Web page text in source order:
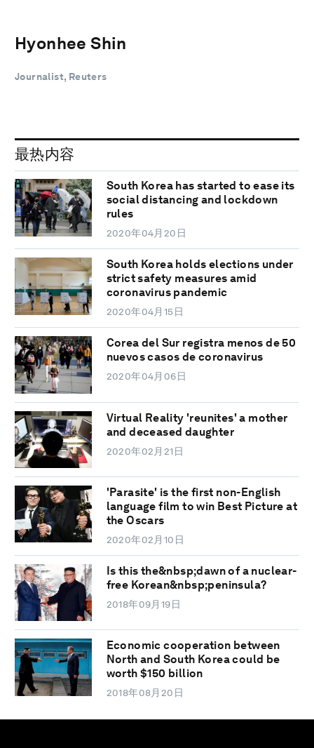
Hyonhee Shin
Journalist, Reuters
最热内容
South Korea has started to ease its
social distancing and lockdown
rules
2020年04月20日
South Korea holds elections under
strict safety measures amid
coronavirus pandemic
2020年04月15日
Corea del Sur registra menos de 50
nuevos casos de coronavirus
2020年04月06日
Virtual Reality 'reunites' a mother
and deceased daughter
2020年02月21日
'Parasite' is the first non-English
language film to win Best Picture at
the Oscars
2020年02月10日
Is this the&nbsp;dawn of a nuclear-
free Korean&nbsp;peninsula?
2018年09月19日
Economic cooperation between
North and South Korea could be
worth $150 billion
2018年08月20日